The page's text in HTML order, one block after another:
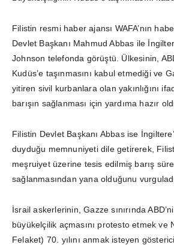
Filistin resmi haber ajansı WAFA’nın
Devlet Başkanı Mahmud Abbas ile
Johnson telefonda görüştü. Ülkesinin,
Kudüs’e taşınmasını kabul etmediği ve
yitiren sivil kurbanlara olan yakınlığını
barışın sağlanması için yardıma hazır
Filistin Devlet Başkanı Abbas ise
duyduğu memnuniyeti dile getirerek,
meşruiyet üzerine tesis edilmiş barış
sağlanmasından yana olduğunu
İsrail askerlerinin, Gazze sınırında
büyükelçilik açmasını protesto etmek ve
Felaket) 70. yılını anmak isteyen